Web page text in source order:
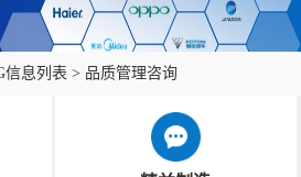
信息列表 > 品质管理咨询